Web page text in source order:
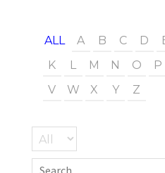
ALL A B C D
K
L M N O P
V
W X Y Z